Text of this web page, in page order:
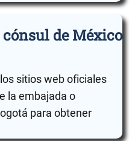
cónsul de México
sitios web oficiales
la embajada o
para obtener